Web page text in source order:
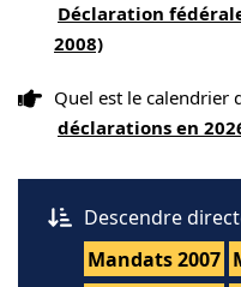
Déclaration
2008)
Quel est le calendrier
déclarations en
Descendre
Mandats 2007